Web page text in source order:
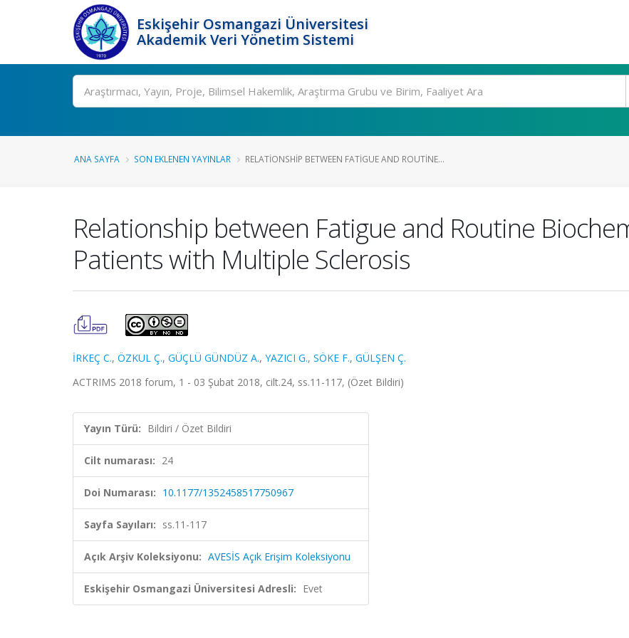
Eskişehir Osmangazi Üniversitesi
Akademik Veri Yönetim Sistemi
Ara
ANA SAYFA SON EKLENEN YAYINLAR RELATIONSHIP BETWEEN FATIGUE AND ROUTINE...
Relationship between Fatigue and Routine
Patients with Multiple Sclerosis
İRKEÇ C., ÖZKUL Ç., GÜÇLÜ GÜNDÜZ A., YAZICI G., SÖKE F., GÜLŞEN Ç.
ACTRIMS 2018 forum, 1 - 03 Şubat 2018, cilt.24, ss.11-117, (Özet Bildiri)
Yayın Türü: Bildiri / Özet Bildiri
Cilt numarası: 24
Doi Numarası: 10.1177/1352458517750967
Sayfa Sayıları: ss.11-117
Açık Arşiv Koleksiyonu: AVESİS Açık Erişim Koleksiyonu
Eskişehir Osmangazi Üniversitesi Adresli: Evet